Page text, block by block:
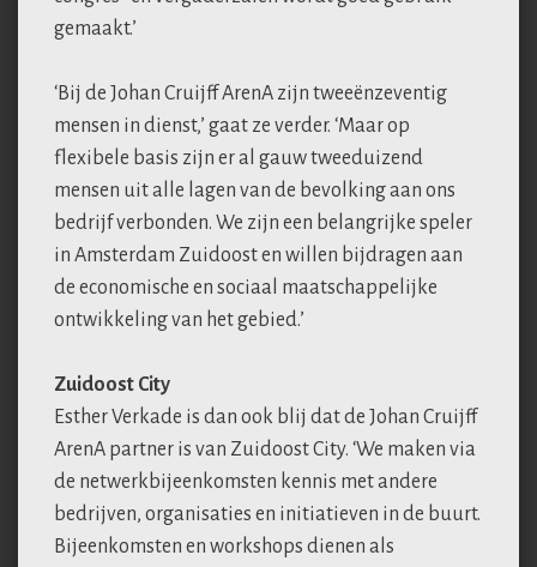
gemaakt.’
‘Bij de Johan Cruijff ArenA zijn tweeënzeventig
mensen in dienst,’ gaat ze verder. ‘Maar op
flexibele basis zijn er al gauw tweeduizend
mensen uit alle lagen van de bevolking aan ons
bedrijf verbonden. We zijn een belangrijke speler
in Amsterdam Zuidoost en willen bijdragen aan
de economische en sociaal maatschappelijke
ontwikkeling van het gebied.’
Zuidoost City
Esther Verkade is dan ook blij dat de Johan Cruijff
ArenA partner is van Zuidoost City. ‘We maken via
de netwerkbijeenkomsten kennis met andere
bedrijven, organisaties en initiatieven in de buurt.
Bijeenkomsten en workshops dienen als